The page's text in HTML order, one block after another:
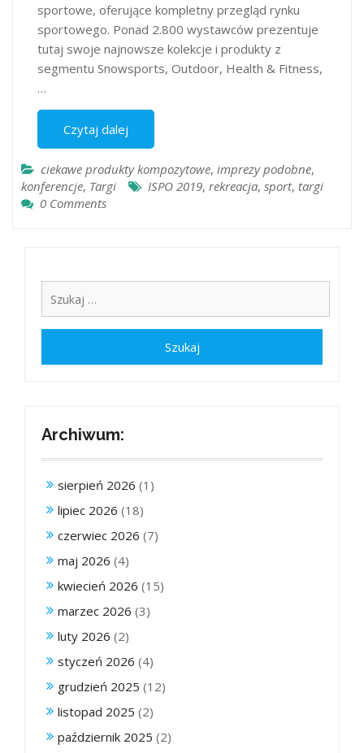
sportowe, oferujące kompletny przegląd rynku
sportowego. Ponad 2.800 wystawców prezentuje
tutaj swoje najnowsze kolekcje i produkty z
segmentu Snowsports, Outdoor, Health & Fitness,
…
Czytaj dalej
ciekawe produkty kompozytowe, imprezy podobne,
konferencje, Targi ISPO 2019, rekreacja, sport, targi
0 Comments
Archiwum:
sierpień 2026 (1)
lipiec 2026 (18)
czerwiec 2026 (7)
maj 2026 (4)
kwiecień 2026 (15)
marzec 2026 (3)
luty 2026 (2)
styczeń 2026 (4)
grudzień 2025 (12)
listopad 2025 (2)
październik 2025 (2)